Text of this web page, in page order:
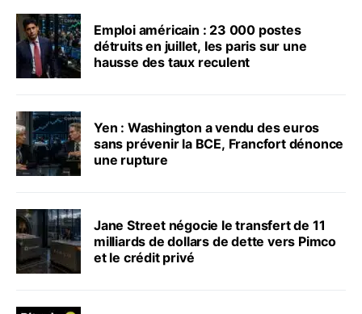
Emploi américain : 23 000 postes
détruits en juillet, les paris sur une
hausse des taux reculent
Yen : Washington a vendu des euros
sans prévenir la BCE, Francfort dénonce
une rupture
Jane Street négocie le transfert de 11
milliards de dollars de dette vers Pimco
et le crédit privé